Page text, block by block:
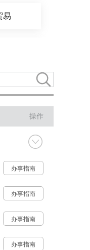
易
权
证
操作
办事指南
办事指南
办事指南
办事指南